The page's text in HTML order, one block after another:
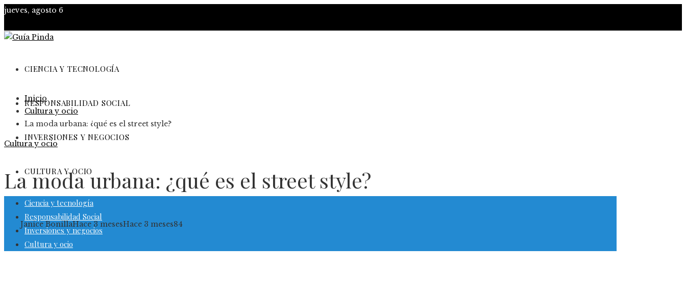
jueves, agosto 6
CIENCIA Y TECNOLOGÍA
RESPONSABILIDAD SOCIAL
INVERSIONES Y NEGOCIOS
CULTURA Y OCIO
Ciencia y tecnología
Responsabilidad Social
Inversiones y negocios
Cultura y ocio
Inicio
Cultura y ocio
La moda urbana: ¿qué es el street style?
Cultura y ocio
La moda urbana: ¿qué es el street style?
Janice BonillaHace 3 mesesHace 3 meses84